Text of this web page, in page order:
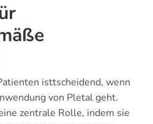
isttscheidend, wenn
von Pletal geht.
zentrale Rolle, indem sie